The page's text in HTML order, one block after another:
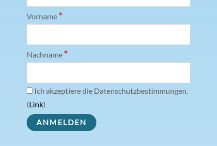
Vorname *
Nachname *
Ich akzeptiere die Datenschutzbestimmungen.
(Link)